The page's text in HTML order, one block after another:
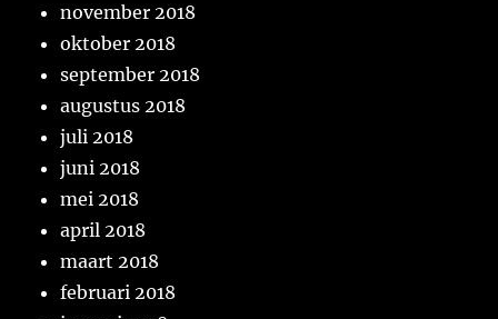
november 2018
oktober 2018
september 2018
augustus 2018
juli 2018
juni 2018
mei 2018
april 2018
maart 2018
februari 2018